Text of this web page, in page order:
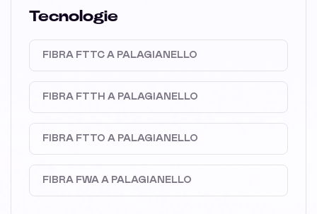
Tecnologie
FIBRA FTTC A PALAGIANELLO
FIBRA FTTH A PALAGIANELLO
FIBRA FTTO A PALAGIANELLO
FIBRA FWA A PALAGIANELLO